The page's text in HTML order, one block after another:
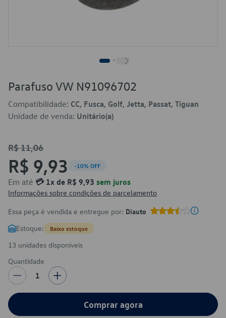
Parafuso VW N91096702
Compatibilidade: CC, Fusca, Golf, Jetta, Passat, Tiguan
Unidade de venda: Unitário(a)
R$ 11,06
R$ 9,93 -10% OFF
Em até 💳 1x de R$ 9,93 sem juros
Informações sobre condições de parcelamento
Essa peça é vendida e entregue por: Diauto
Estoque: Baixo estoque
13 unidades disponíveis
Quantidade
1
Comprar agora